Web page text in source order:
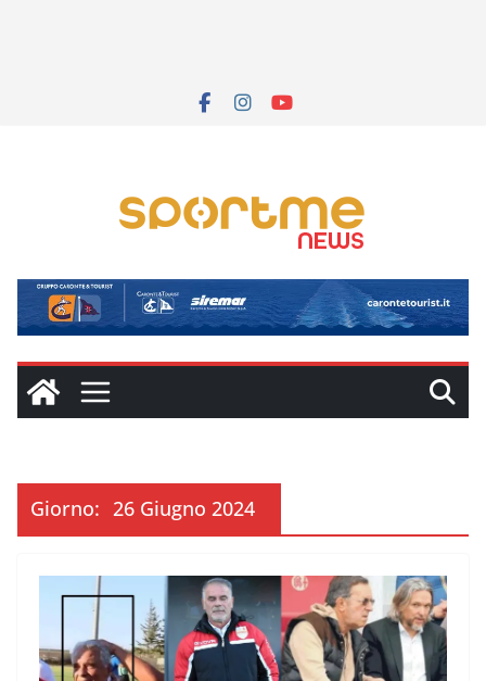
Giorno: 26 Giugno 2024